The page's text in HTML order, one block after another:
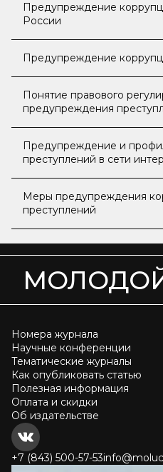
Предупреждение
России
Предупреждение
Понятие правового
предупреждения
Предупреждение и
преступлений в сети
Меры предупреждения
преступлений
Номера журнала
Научные конференции
Тематические журналы
Как опубликовать статью
Полезная информация
Оплата и скидки
Об издательстве
+7 (843) 500-57-53